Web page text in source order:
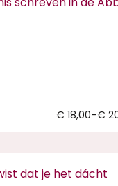
€ 18,00–€
dat je het dácht